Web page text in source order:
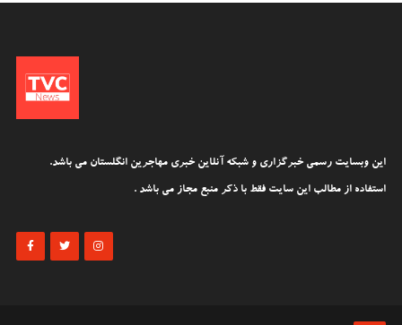
این وبسایت رسمی خبرگزاری و شبکه آنلاین خبری مهاجرین انگلستان می باشد.
استفاده از مطالب این سایت فقط با ذکر منبع مجاز می باشد .